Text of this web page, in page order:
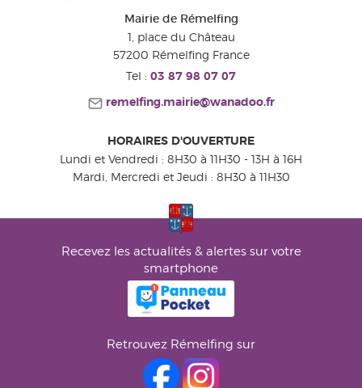
Mairie de Rémelfing
1, place du Château
57200 Rémelfing France
Tel : 03 87 98 07 07
remelfing.mairie@wanadoo.fr
HORAIRES D'OUVERTURE
Lundi et Vendredi : 8H30 à 11H30 - 13H à 16H
Mardi, Mercredi et Jeudi : 8H30 à 11H30
Recevez les actualités & alertes sur votre
smartphone
Retrouvez Rémelfing sur